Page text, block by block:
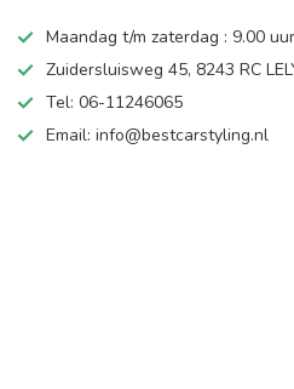
Maandag t/m zaterdag : 9.00
Zuidersluisweg 45, 8243 RC
Tel: 06-11246065
Email:info@bestcarstyling.nl